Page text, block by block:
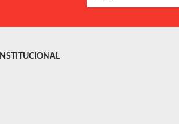
INSTITUCIONAL